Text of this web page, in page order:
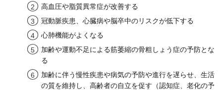
高血圧や脂質異常症が改善する
冠動脈疾患、心臓病や脳卒中のリスクが低下する
心肺機能がよくなる
加齢や運動不足による筋萎縮の骨粗しょう症の予防とな
る
加齢に伴う慢性疾患や病気の予防や進行を遅らせ、生活
の質を維持し、高齢者の自立を促す（認知症、老化の予